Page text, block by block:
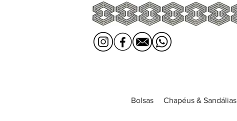
Bolsas Chapéus & Sandálias